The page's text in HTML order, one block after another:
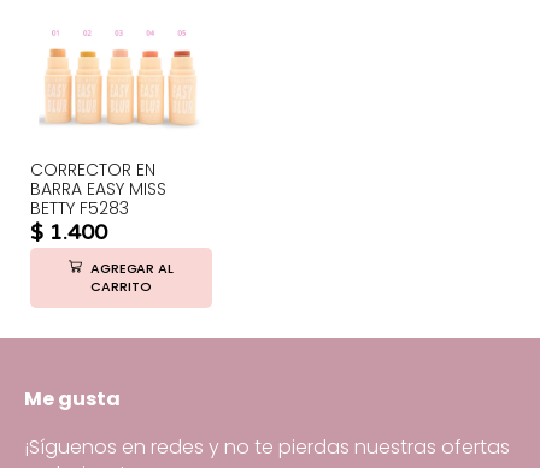
CORRECTOR EN
BARRA EASY MISS
BETTY F5283
$ 1.400
AGREGAR AL
CARRITO
Me gusta
¡Síguenos en redes y no te pierdas nuestras ofertas